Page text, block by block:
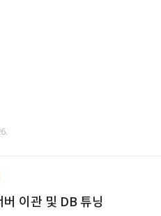
이관 및 DB 튜닝